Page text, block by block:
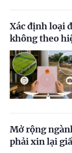
Xác định loại
không theo
Mở rộng
phải xin lại